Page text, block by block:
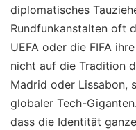
diplomatisches
Rundfunkanstalten oft
UEFA oder die FIFA
nicht auf die Tradition
Madrid oder Lissabon,
globaler Tech-
dass die Identität